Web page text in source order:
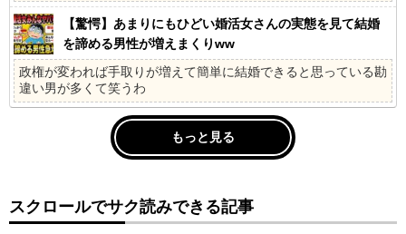
【驚愕】あまりにもひどい婚活女さんの実態を見て結婚
を諦める男性が増えまくりww
政権が変われば手取りが増えて簡単に結婚できると思っている勘
違い男が多くて笑うわ
もっと見る
スクロールでサク読みできる記事